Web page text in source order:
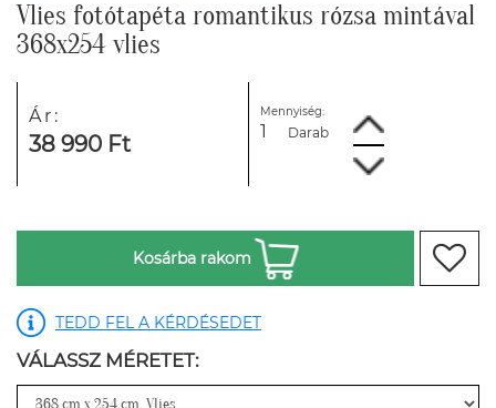
Vlies fotótapéta romantikus rózsa mintával
368x254 vlies
Ár:
38 990 Ft
Mennyiség:
Darab
Kosárba rakom
TEDD FEL A KÉRDÉSEDET
VÁLASSZ MÉRETET: